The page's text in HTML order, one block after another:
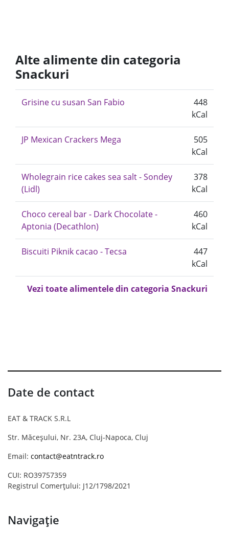
Alte alimente din categoria
Snackuri
Grisine cu susan San Fabio
448
kCal
JP Mexican Crackers Mega
505
kCal
Wholegrain rice cakes sea salt - Sondey
(Lidl)
378
kCal
Choco cereal bar - Dark Chocolate -
Aptonia (Decathlon)
460
kCal
Biscuiti Piknik cacao - Tecsa
447
kCal
Vezi toate alimentele din categoria Snackuri
Date de contact
EAT & TRACK S.R.L
Str. Măceșului, Nr. 23A, Cluj-Napoca, Cluj
Email: contact@eatntrack.ro
CUI: RO39757359
Registrul Comerțului: J12/1798/2021
Navigație